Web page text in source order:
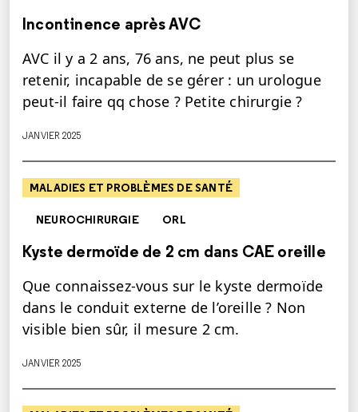
Incontinence après AVC
AVC il y a 2 ans, 76 ans, ne peut plus se
retenir, incapable de se gérer : un urologue
peut-il faire qq chose ? Petite chirurgie ?
JANVIER 2025
MALADIES ET PROBLÈMES DE SANTÉ
NEUROCHIRURGIE ORL
Kyste dermoïde de 2 cm dans CAE oreille
Que connaissez-vous sur le kyste dermoïde
dans le conduit externe de l’oreille ? Non
visible bien sûr, il mesure 2 cm.
JANVIER 2025